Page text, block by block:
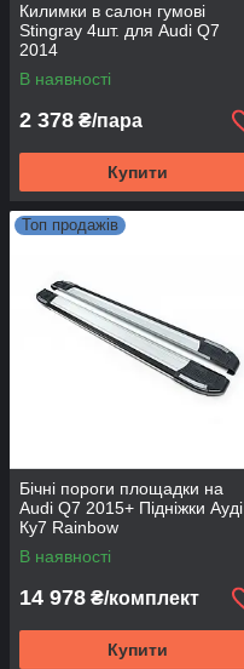
Килимки в салон гумові
Stingray 4шт. для Audi Q7
2014
В наявності
2 378 ₴/пара
Купити
Топ продажів
Бічні пороги площадки на
Audi Q7 2015+ Підніжки Ауді
Ку7 Rainbow
В наявності
14 978 ₴/комплект
Купити